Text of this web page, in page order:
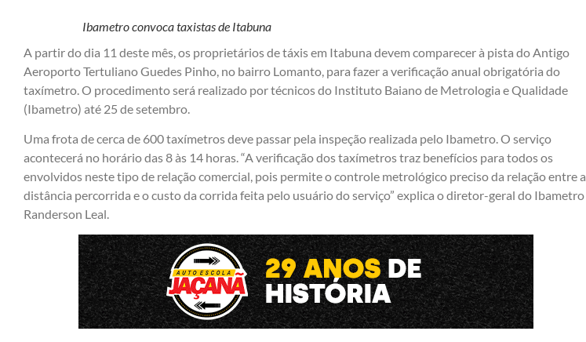
Ibametro convoca taxistas de Itabuna
A partir do dia 11 deste mês, os proprietários de táxis em Itabuna devem comparecer à pista do Antigo
Aeroporto Tertuliano Guedes Pinho, no bairro Lomanto, para fazer a verificação anual obrigatória do
taxímetro. O procedimento será realizado por técnicos do Instituto Baiano de Metrologia e Qualidade
(Ibametro) até 25 de setembro.
Uma frota de cerca de 600 taxímetros deve passar pela inspeção realizada pelo Ibametro. O serviço
acontecerá no horário das 8 às 14 horas. “A verificação dos taxímetros traz benefícios para todos os
envolvidos neste tipo de relação comercial, pois permite o controle metrológico preciso da relação entre a
distância percorrida e o custo da corrida feita pelo usuário do serviço” explica o diretor-geral do Ibametro
Randerson Leal.